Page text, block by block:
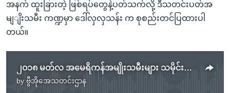
အနက် ထူးခြားတဲ့ ဖြစ်ရပ်တွေနဲ့ပတ်သက်လို့ ဒီသတင်းပတ်အ
မျျိးသမီး ကဏ္ဍမှာ ဒေါ်လှလှသန်း က စုစည်းတင်ပြထားပါ
တယ်။
၂၀၁၈ မတ်လ အမေရိကန်အမျိုးသမီးများ သမိုင်းတင်လ
by ဗွီအိုအေသတင်းဌာန
No media source currently available